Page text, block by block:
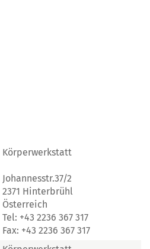
Körperwerkstatt
Johannesstr.37/2
2371 Hinterbrühl
Österreich
Tel: +43 2236 367 317
Fax: +43 2236 367 317